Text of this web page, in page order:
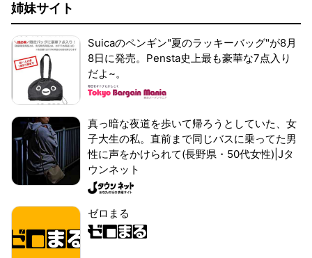
姉妹サイト
Suicaのペンギン"夏のラッキーバッグ"が8月
8日に発売。Pensta史上最も豪華な7点入り
だよ~。
真っ暗な夜道を歩いて帰ろうとしていた、女
子大生の私。直前まで同じバスに乗ってた男
性に声をかけられて(長野県・50代女性)|Jタ
ウンネット
ゼロまる